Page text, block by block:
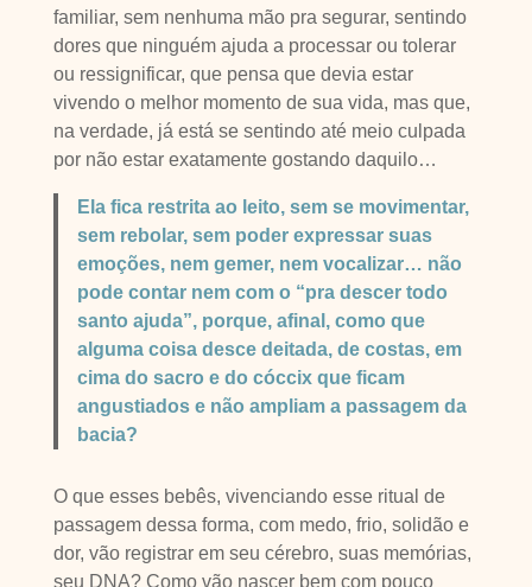
familiar, sem nenhuma mão pra segurar, sentindo
dores que ninguém ajuda a processar ou tolerar
ou ressignificar, que pensa que devia estar
vivendo o melhor momento de sua vida, mas que,
na verdade, já está se sentindo até meio culpada
por não estar exatamente gostando daquilo…
Ela fica restrita ao leito, sem se movimentar,
sem rebolar, sem poder expressar suas
emoções, nem gemer, nem vocalizar… não
pode contar nem com o “pra descer todo
santo ajuda”, porque, afinal, como que
alguma coisa desce deitada, de costas, em
cima do sacro e do cóccix que ficam
angustiados e não ampliam a passagem da
bacia?
O que esses bebês, vivenciando esse ritual de
passagem dessa forma, com medo, frio, solidão e
dor, vão registrar em seu cérebro, suas memórias,
seu DNA? Como vão nascer bem com pouco